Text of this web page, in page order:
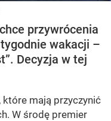
przywrócenia
wakacji –
Decyzja w tej
które mają przyczynić
W środę premier